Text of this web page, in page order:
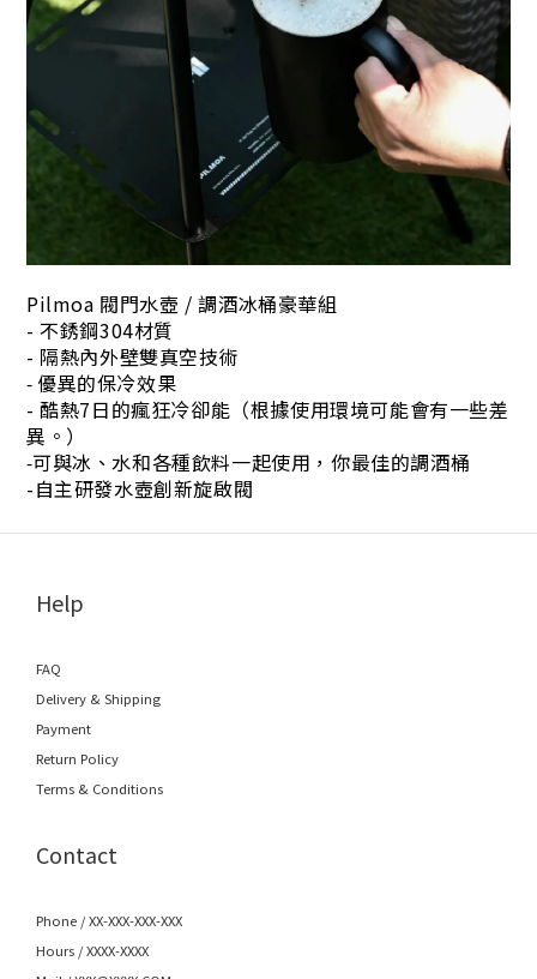
Pilmoa 閥門水壺 / 調酒冰桶豪華組
- 不銹鋼304材質
- 隔熱內外壁雙真空技術
- 優異的保冷效果
- 酷熱7日的瘋狂冷卻能（根據使用環境可能會有一些差
異。）
-可與冰、水和各種飲料一起使用，你最佳的調酒桶
-自主研發水壺創新旋啟閥
Help
FAQ
Delivery & Shipping
Payment
Return Policy
Terms & Conditions
Contact
Phone / XX-XXX-XXX-XXX
Hours / XXXX-XXXX